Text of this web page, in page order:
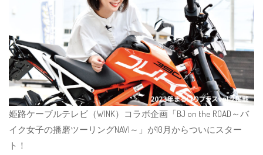
姫路ケーブルテレビ（WINK）コラボ企画「BJ on the ROAD～バ
イク女子の播磨ツーリングNAVI～」が10月からついにスター
ト！